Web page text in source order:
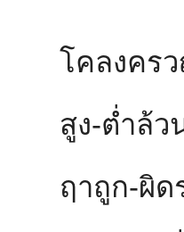
โคลงคร
สูง-ต่ำล้ว
ฤาถูก-ผิด